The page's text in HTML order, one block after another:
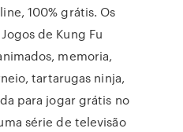
100% grátis. Os
de Kung Fu
memoria,
tartarugas ninja,
para jogar grátis no
série de televisão